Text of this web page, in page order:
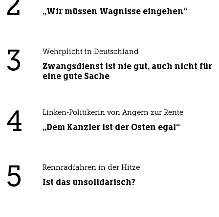
2 „Wir müssen Wagnisse eingehen“
3 Wehrplicht in Deutschland
Zwangsdienst ist nie gut, auch nicht für
eine gute Sache
4 Linken-Politikerin von Angern zur Rente
„Dem Kanzler ist der Osten egal“
5 Rennradfahren in der Hitze
Ist das unsolidarisch?